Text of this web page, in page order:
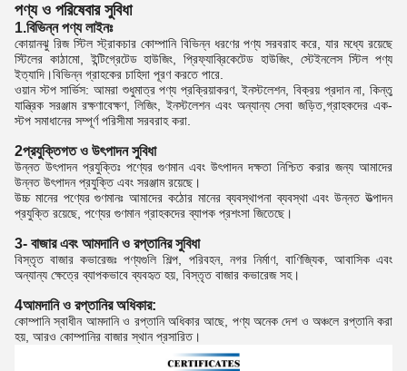
পণ্য ও পরিষেবার সুবিধা
1.বিভিন্ন পণ্য লাইনঃ
কোয়ানঝু রিজ স্টিল স্ট্রাকচার কোম্পানি বিভিন্ন ধরণের পণ্য সরবরাহ করে, যার মধ্যে রয়েছে
স্টিলের কাঠামো, ইন্টিগ্রেটেড হাউজিং, প্রিফ্যাব্রিকেটেড হাউজিং, স্টেইনলেস স্টিল পণ্য
ইত্যাদি।বিভিন্ন গ্রাহকের চাহিদা পূরণ করতে পারে.
ওয়ান স্টপ সার্ভিস: আমরা শুধুমাত্র পণ্য প্রক্রিয়াকরণ, ইনস্টলেশন, বিক্রয় প্রদান না, কিন্তু
যান্ত্রিক সরঞ্জাম রক্ষণাবেক্ষণ, লিজিং, ইনস্টলেশন এবং অন্যান্য সেবা জড়িত,গ্রাহকদের এক-
স্টপ সমাধানের সম্পূর্ণ পরিসীমা সরবরাহ করা.
2প্রযুক্তিগত ও উৎপাদন সুবিধা
উন্নত উৎপাদন প্রযুক্তিঃ পণ্যের গুণমান এবং উৎপাদন দক্ষতা নিশ্চিত করার জন্য আমাদের
উন্নত উৎপাদন প্রযুক্তি এবং সরঞ্জাম রয়েছে।
উচ্চ মানের পণ্যের গুণমানঃ আমাদের কঠোর মানের ব্যবস্থাপনা ব্যবস্থা এবং উন্নত উত্পাদন
প্রযুক্তি রয়েছে, পণ্যের গুণমান গ্রাহকদের ব্যাপক প্রশংসা জিতেছে।
3- বাজার এবং আমদানি ও রপ্তানির সুবিধা
বিস্তৃত বাজার কভারেজঃ পণ্যগুলি শিল্প, পরিবহন, নগর নির্মাণ, বাণিজ্যিক, আবাসিক এবং
অন্যান্য ক্ষেত্রে ব্যাপকভাবে ব্যবহৃত হয়, বিস্তৃত বাজার কভারেজ সহ।
4আমদানি ও রপ্তানির অধিকার:
কোম্পানি স্বাধীন আমদানি ও রপ্তানি অধিকার আছে, পণ্য অনেক দেশ ও অঞ্চলে রপ্তানি করা
হয়, আরও কোম্পানির বাজার স্থান প্রসারিত।